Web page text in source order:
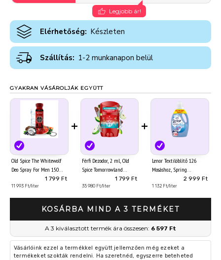
Legjobb ár!
Elérhetőség: Készleten
Szállítás: 1-2 munkanapon belül
GYAKRAN VÁSÁROLJÁK EGYÜTT
Old Spice The Whitewolf
Deo Spray For Men 150
ML, Vaják Limitált Kiadás
1 799 Ft
11 993 Ft/liter
+
Férfi Dezodor, 2 ml, Old
Spice Tomorrowland
Special Edition 2026 Stift
1 799 Ft
35 980 Ft/liter
+
Lenor Textilöblítő 126
Mosáshoz, Spring
2 999 Ft
1 132 Ft/liter
KOSÁRBA MIND A 3 TERMÉKET
A 3 kiválasztott termék ára összesen: 6 597 Ft
Vásárlóink ezzel a termékkel együtt jellemzően még ezeket a
termékeket szokták rendelni. Ha szeretnéd, egyszerre beteheted